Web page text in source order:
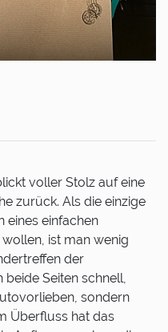
voller Stolz auf eine
zurück. Als die einzige
eines einfachen
ist man wenig
der
Seiten schnell,
sondern
Überfluss hat das